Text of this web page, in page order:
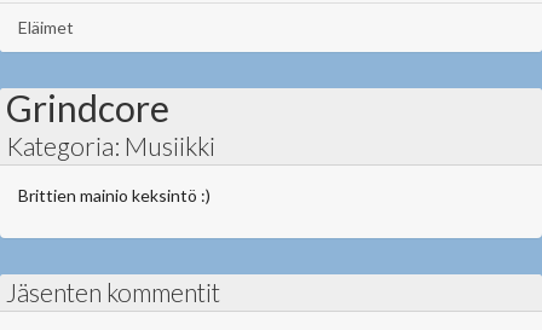
Eläimet
Grindcore
Kategoria: Musiikki
Brittien mainio keksintö :)
Jäsenten kommentit